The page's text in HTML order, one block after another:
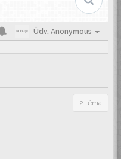
Üdv, Anonymous
2 téma